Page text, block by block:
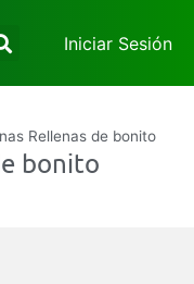
Iniciar Sesión
Rellenas de bonito
bonito